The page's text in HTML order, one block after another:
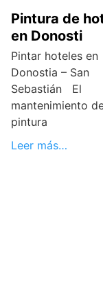
Pintura de
en Donosti
Pintar hoteles en
Donostia – San
Sebastián El
mantenimiento
pintura
Leer más…